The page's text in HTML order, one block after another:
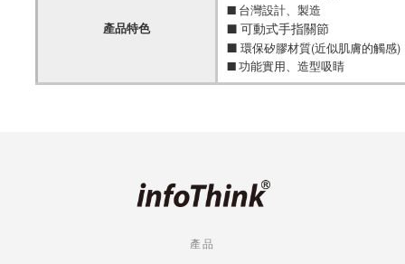
產品特色
■ 台灣設計、製造
■ 可動式手指關節
環保矽膠材質(近似肌膚的觸感)
■ 功能實用、造型吸睛
產品